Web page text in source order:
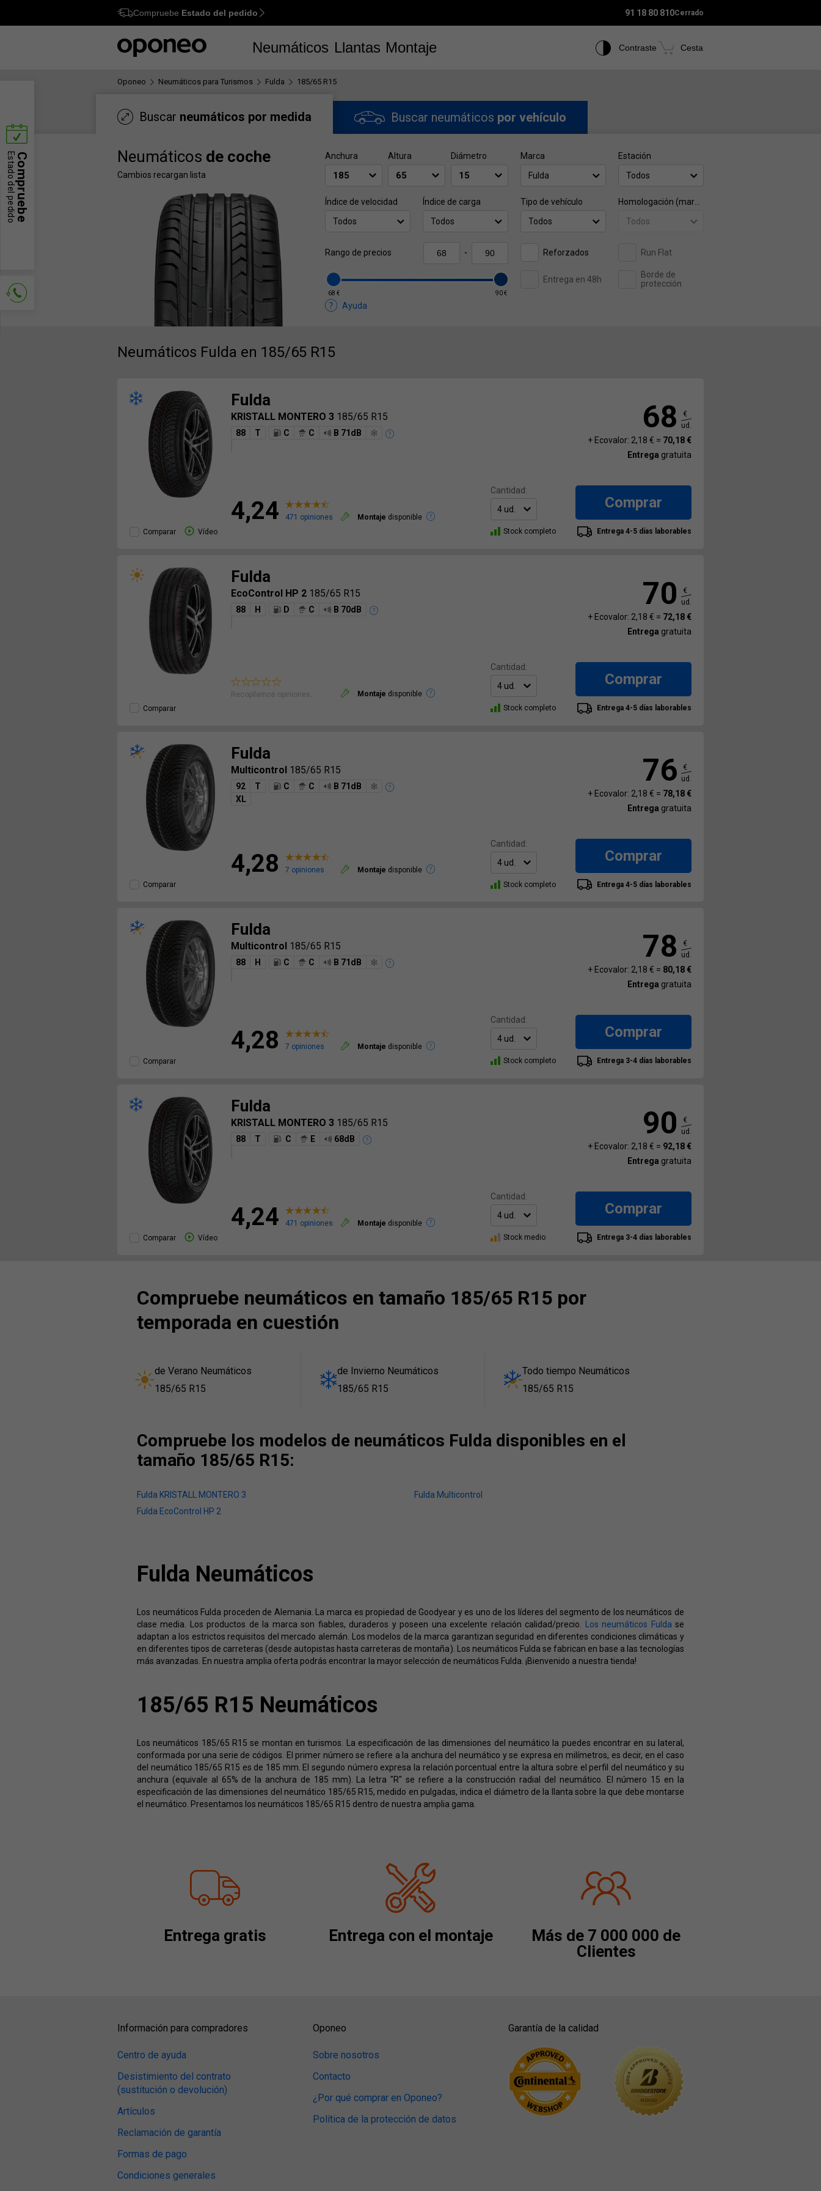
Ctrl M
Compruebe Estado del pedido 91 18 80 810Cerrado
Neumáticos Llantas Montaje Contraste Cesta
Oponeo Neumáticos para Turismos Fulda 185/65 R15
Buscar neumáticos por medida Buscar neumáticos por vehículo
Neumáticos de coche
Cambios recargan lista
Anchura Altura Diámetro
Marca
Fulda
Estación
Todos
Índice de velocidad
Todos
Índice de carga
Todos
Tipo de vehículo
Todos
Todos
Rango de precios -
68 € 90 €
Reforzados Run Flat
Entrega en 48h
Borde de
protección
Ayuda
Neumáticos Fulda en 185/65 R15
Fulda
KRISTALL MONTERO 3 185/65 R15
88 T C C B 71dB
4,24 471 opiniones Montaje disponible
Comparar
Vídeo
68
€
ud.
+ Ecovalor: 2,18 € = 70,18 €
Entrega gratuita
Cantidad:
Comprar
Stock completo Entrega 4-5 días laborables
Fulda
EcoControl HP 2 185/65 R15
88 H D C B 70dB
Recopilamos opiniones. Montaje disponible
Comparar
70
€
ud.
+ Ecovalor: 2,18 € = 72,18 €
Entrega gratuita
Cantidad:
Comprar
Stock completo Entrega 4-5 días laborables
Fulda
Multicontrol 185/65 R15
92 T C C
B 71dB
XL
4,28 7 opiniones Montaje disponible
Comparar
76
€
ud.
+ Ecovalor: 2,18 € = 78,18 €
Entrega gratuita
Cantidad:
Comprar
Stock completo Entrega 4-5 días laborables
Fulda
Multicontrol 185/65 R15
88 H C C B 71dB
4,28 7 opiniones Montaje disponible
Comparar
78
€
ud.
+ Ecovalor: 2,18 € = 80,18 €
Entrega gratuita
Cantidad:
Comprar
Stock completo Entrega 3-4 días laborables
Fulda
KRISTALL MONTERO 3 185/65 R15
88 T C E 68dB
4,24 471 opiniones Montaje disponible
Comparar
Vídeo
90
€
ud.
+ Ecovalor: 2,18 € = 92,18 €
Entrega gratuita
Cantidad:
Comprar
Stock medio Entrega 3-4 días laborables
Compruebe neumáticos en tamaño 185/65 R15 por
temporada en cuestión
de Verano Neumáticos
185/65 R15
de Invierno Neumáticos
185/65 R15
Todo tiempo Neumáticos
185/65 R15
Compruebe los modelos de neumáticos Fulda disponibles en el
tamaño 185/65 R15:
Fulda KRISTALL MONTERO 3
Fulda EcoControl HP 2
Fulda Multicontrol
Fulda Neumáticos
Los neumáticos Fulda proceden de Alemania. La marca es propiedad de Goodyear y es uno de los líderes del segmento de los neumáticos de
clase media. Los productos de la marca son fiables, duraderos y poseen una excelente relación calidad/precio.
Los neumáticos Fulda se
adaptan a los estrictos requisitos del mercado alemán. Los modelos de la marca garantizan seguridad en diferentes condiciones climáticas y
en diferentes tipos de carreteras (desde autopistas hasta carreteras de montaña). Los neumáticos Fulda se fabrican en base a las tecnologías
más avanzadas. En nuestra amplia oferta podrás encontrar la mayor selección de neumáticos Fulda. ¡Bienvenido a nuestra tienda!
185/65 R15 Neumáticos
Los neumáticos 185/65 R15 se montan en turismos. La especificación de las dimensiones del neumático la puedes encontrar en su lateral,
conformada por una serie de códigos. El primer número se refiere a la anchura del neumático y se expresa en milímetros, es decir, en el caso
del neumático 185/65 R15 es de 185 mm. El segundo número expresa la relación porcentual entre la altura sobre el perfil del neumático y su
anchura (equivale al 65% de la anchura de 185 mm). La letra "R" se refiere a la construcción radial del neumático. El número 15 en la
especificación de las dimensiones del neumático 185/65 R15, medido en pulgadas, indica el diámetro de la llanta sobre la que debe montarse
el neumático. Presentamos los neumáticos 185/65 R15 dentro de nuestra amplia gama.
Entrega gratis Entrega con el montaje
Más de 7 000 000 de
Clientes
Compruebe
Estado del pedido
Información para compradores
Centro de ayuda
Desistimiento del contrato
(sustitución o devolución)
Artículos
Reclamación de garantía
Formas de pago
Condiciones generales
Oponeo
Sobre nosotros
Contacto
¿Por qué comprar en Oponeo?
Política de la protección de datos
Garantía de la calidad